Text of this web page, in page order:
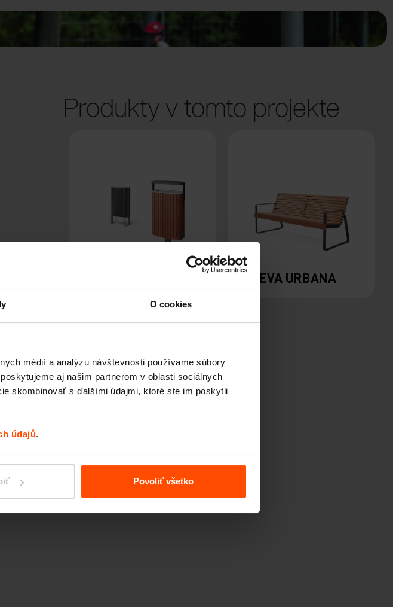
O cookies
médií a analýzu návštevnosti používame súbory
aj našim partnerom v oblasti sociálnych
skombinovať s ďalšími údajmi, ktoré ste im poskytli
údajů.
Povoliť všetko
Produkty v tomto projekte
PREVA URBANA
PIXEL